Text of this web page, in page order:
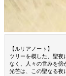
【ルリアノート】
ツリーを模した、聖夜
なく、人々の営みを傍
光芒は、この聖なる夜